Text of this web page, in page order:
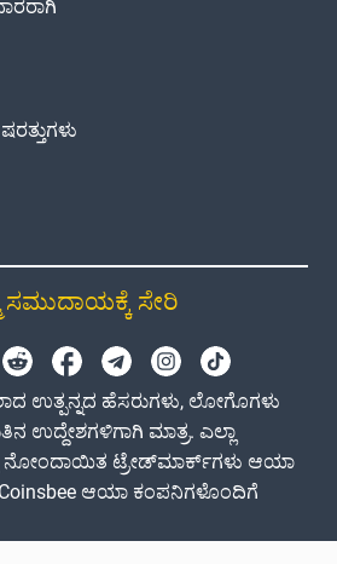
ಸಮುದಾಯಕ್ಕೆ ಸೇರಿ
ಉತ್ಪನ್ನದ ಹೆಸರುಗಳು, ಲೋಗೊಗಳು
ಉದ್ದೇಶಗಳಿಗಾಗಿ ಮಾತ್ರ. ಎಲ್ಲಾ
ನೋಂದಾಯಿತ ಟ್ರೇಡ್‌ಮಾರ್ಕ್‌ಗಳು ಆಯಾ
ಆಯಾ ಕಂಪನಿಗಳೊಂದಿಗೆ